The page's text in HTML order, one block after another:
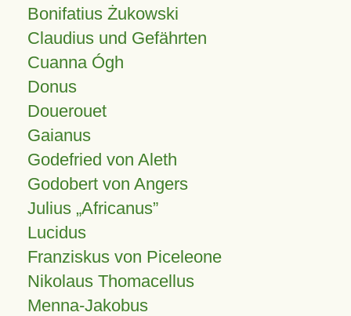
Bonifatius Żukowski
Claudius und Gefährten
Cuanna Ógh
Donus
Douerouet
Gaianus
Godefried von Aleth
Godobert von Angers
Julius Africanus
Lucidus
Franziskus von Piceleone
Nikolaus Thomacellus
Menna-Jakobus